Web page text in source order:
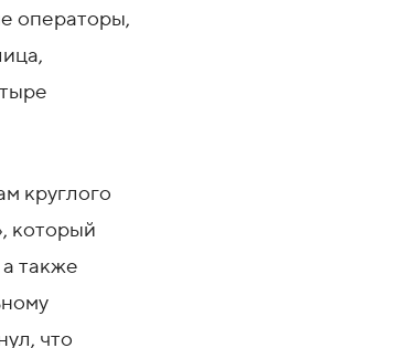
операторы,
круглого
который
также
что